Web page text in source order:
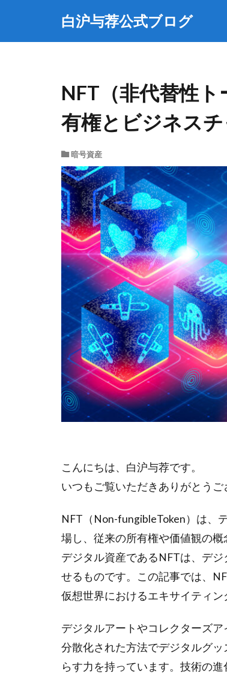
白沪与荐公式ブログ
NFT（非代替性
有権とビジネス
暗号資産
こんにちは、白沪与荐です。
いつもご覧いただきありがとうご
NFT（Non-fungibleToken）は、
場し、従来の所有権や価値観の
デジタル資産であるNFTは、デ
せるものです。この記事では、
仮想世界におけるエキサイティン
デジタルアートやコレクターズ
分散化された方法でデジタルグ
らす力を持っています。技術の